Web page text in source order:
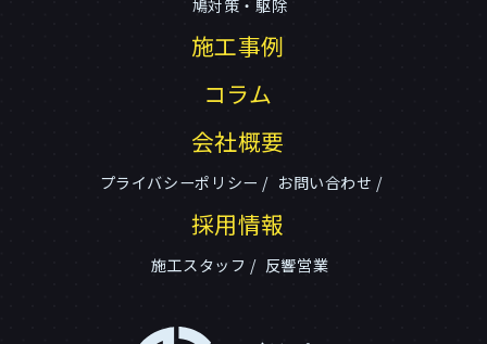
鳩対策・駆除
施工事例
コラム
会社概要
プライバシーポリシー お問い合わせ
採用情報
施工スタッフ 反響営業